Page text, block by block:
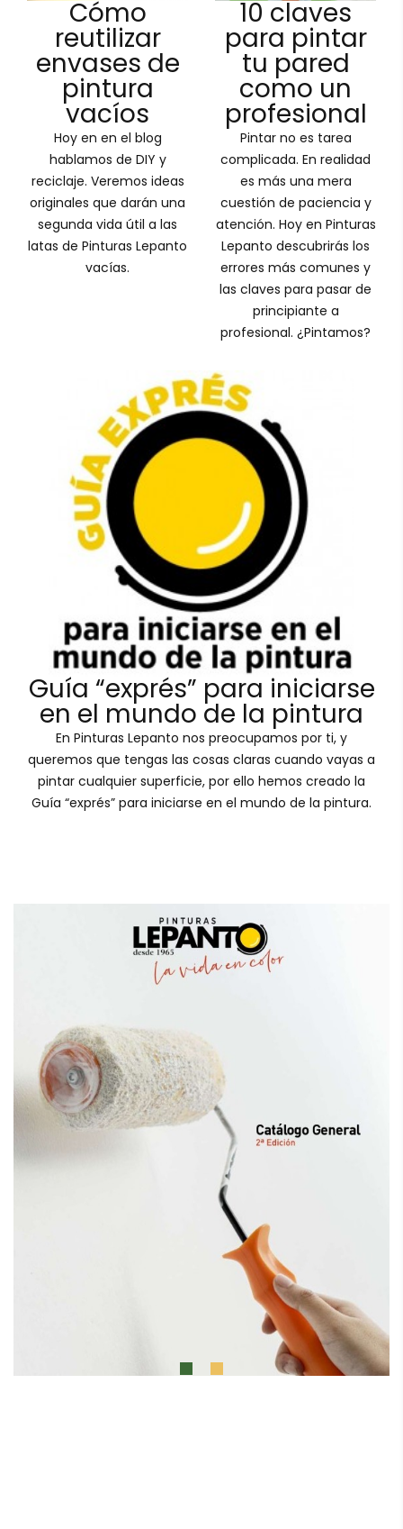
Cómo
reutilizar
envases de
pintura
vacíos
Hoy en en el blog
hablamos de DIY y
reciclaje. Veremos ideas
originales que darán una
segunda vida útil a las
latas de Pinturas Lepanto
vacías.
10 claves
para pintar
tu pared
como un
profesional
Pintar no es tarea
complicada. En realidad
es más una mera
cuestión de paciencia y
atención. Hoy en Pinturas
Lepanto descubrirás los
errores más comunes y
las claves para pasar de
principiante a
profesional. ¿Pintamos?
Guía “exprés” para iniciarse
en el mundo de la pintura
En Pinturas Lepanto nos preocupamos por ti, y
queremos que tengas las cosas claras cuando vayas a
pintar cualquier superficie, por ello hemos creado la
Guía “exprés” para iniciarse en el mundo de la pintura.